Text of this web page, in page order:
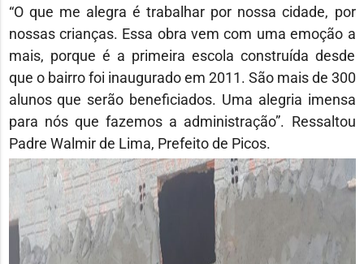
“O que me alegra é trabalhar por nossa cidade, por
nossas crianças. Essa obra vem com uma emoção a
mais, porque é a primeira escola construída desde
que o bairro foi inaugurado em 2011. São mais de 300
alunos que serão beneficiados. Uma alegria imensa
para nós que fazemos a administração”. Ressaltou
Padre Walmir de Lima, Prefeito de Picos.